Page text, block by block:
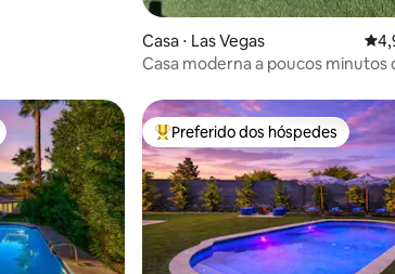
Casa ⋅ Las Vegas
Casa moderna a poucos minutos
Entre os melhores preferidos dos
Preferido dos hóspedes